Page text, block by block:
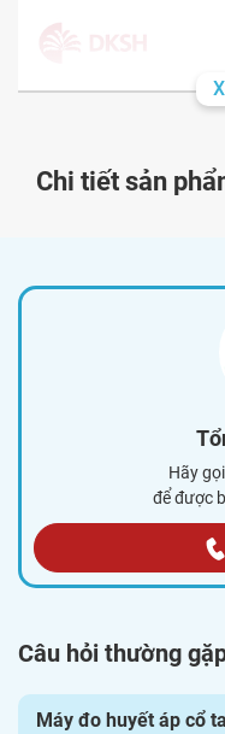
Giấy chứng
Chi tiết sản
Hãy
để được
Câu hỏi thường
Máy đo huyết áp cổ